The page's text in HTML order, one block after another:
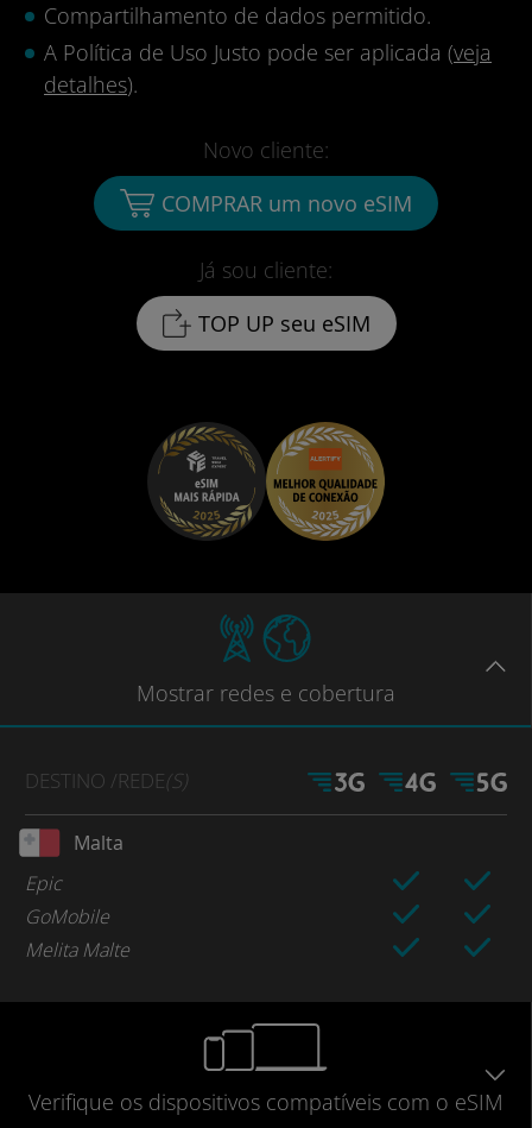
Compartilhamento de dados permitido.
A Política de Uso Justo pode ser aplicada (veja
detalhes).
Já sou cliente:
TOP UP seu eSIM
Novo cliente:
COMPRAR um novo eSIM
Mostrar redes e cobertura
DESTINO /REDE(S)
Malta
Epic
GoMobile
Melita Malte
Verifique os dispositivos compatíveis com o eSIM